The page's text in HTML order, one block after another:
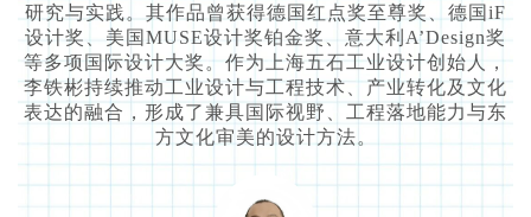
研究与实践。其作品曾获得德国红点奖至尊奖、德国iF
设计奖、美国MUSE设计奖铂金奖、意大利A’Design奖
等多项国际设计大奖。作为上海五石工业设计创始人，
李铁彬持续推动工业设计与工程技术、产业转化及文化
表达的融合，形成了兼具国际视野、工程落地能力与东
方文化审美的设计方法。